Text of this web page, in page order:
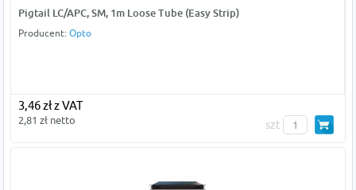
Pigtail LC/APC, SM, 1m Loose Tube (Easy Strip)
Producent: Opto
3,46 zł z VAT
2,81 zł netto szt